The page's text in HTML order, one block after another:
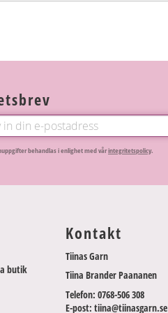
behandlas i enlighet med vårintegritetspolicy.
butik
Kontakt
Tiinas Garn
Tiina Brander Paananen
Telefon: 0768-506 308
E-post: tiina@tiinasgarn.se